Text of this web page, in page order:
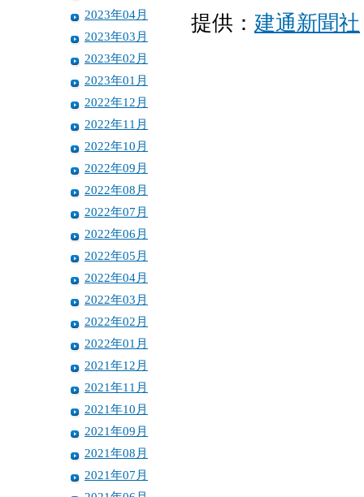
2023年04月
2023年03月
2023年02月
2023年01月
2022年12月
2022年11月
2022年10月
2022年09月
2022年08月
2022年07月
2022年06月
2022年05月
2022年04月
2022年03月
2022年02月
2022年01月
2021年12月
2021年11月
2021年10月
2021年09月
2021年08月
2021年07月
提供： 建通新聞社